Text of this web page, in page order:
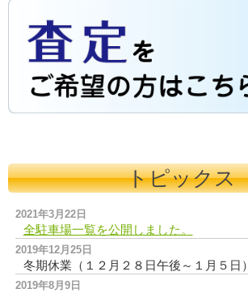
トピックス
2021年3月22日
全駐車場一覧を公開しました。
2019年12月25日
冬期休業（１２月２８日午後～１月５日）
2019年8月9日